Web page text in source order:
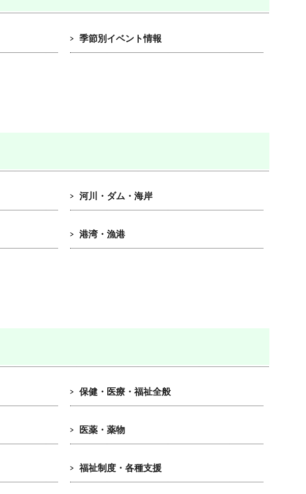
季節別イベント情報
河川・ダム・海岸
港湾・漁港
保健・医療・福祉全般
医薬・薬物
福祉制度・各種支援